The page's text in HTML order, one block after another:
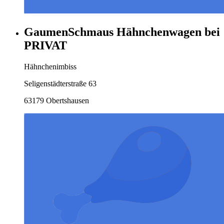
GaumenSchmaus Hähnchenwagen bei
PRIVAT
Hähnchenimbiss
Seligenstädterstraße 63
63179 Obertshausen